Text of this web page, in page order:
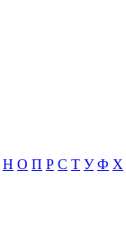
Н О П Р С Т У Ф Х